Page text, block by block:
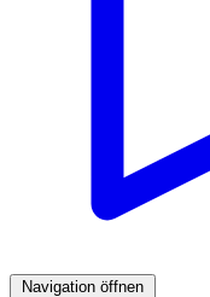
Navigation öffnen